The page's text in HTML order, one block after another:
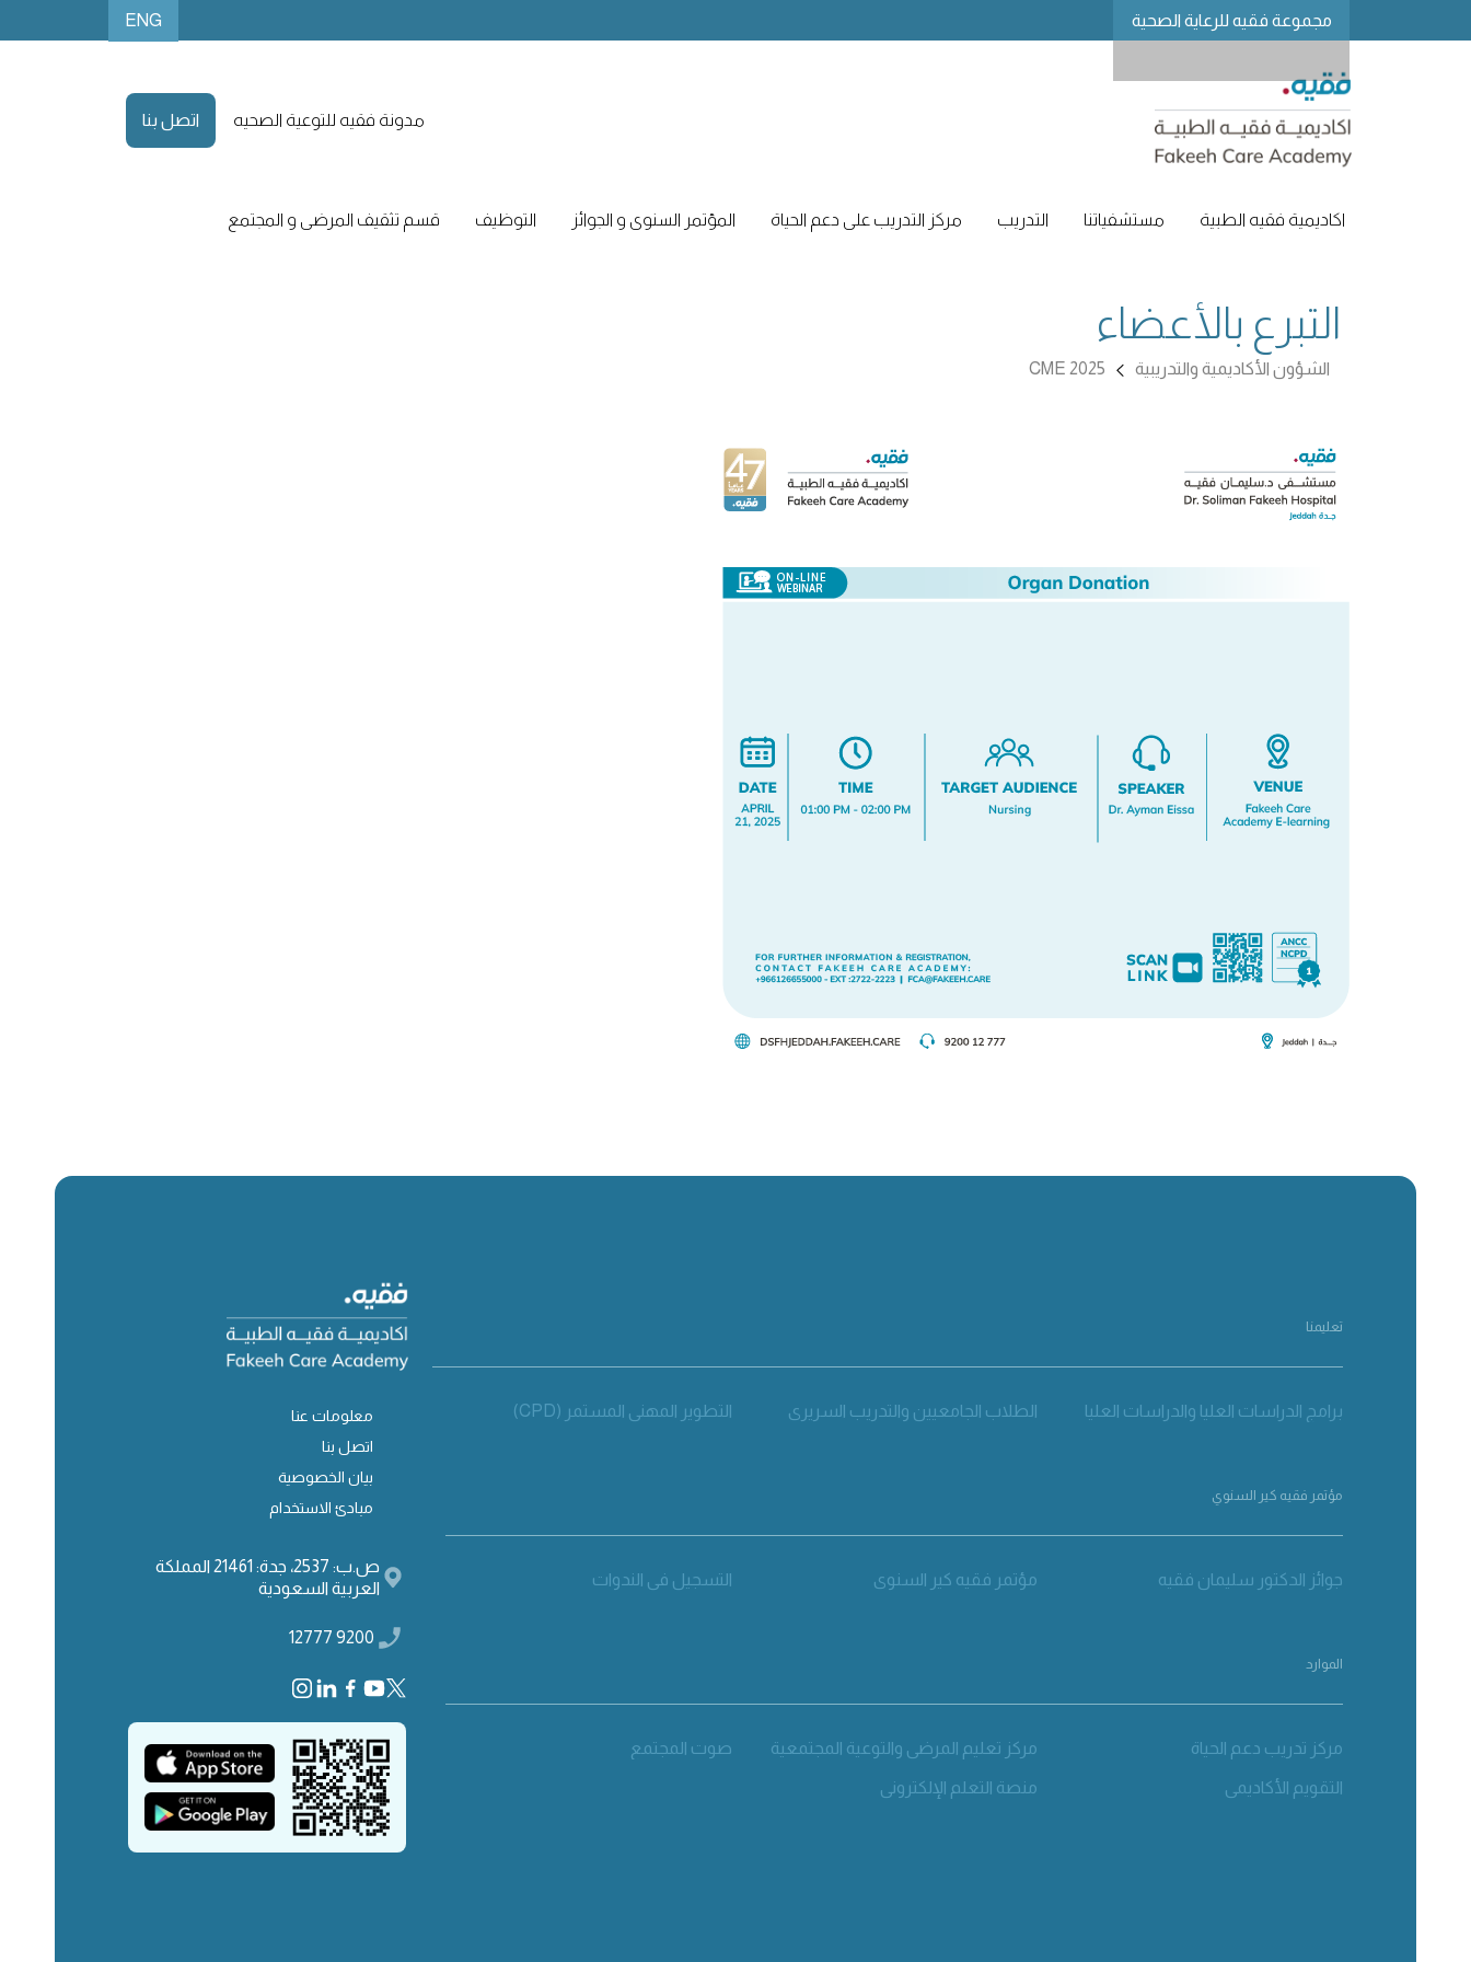
مجموعة فقيه للرعاية الصحية ENG
مدونة فقيه للتوعية الصحيه اتصل بنا
اكاديمية فقيه الطبية مستشفياتنا التدريب مركز التدريب على دعم الحياة المؤتمر السنوى و الجوائز التوظيف قسم تثقيف المرضى و المجتمع
التبرع بالأعضاء
الشؤون الأكاديمية والتدريبية CME 2025
تعليمنا
برامج الدراسات العليا والدراسات العليا الطلاب الجامعيين والتدريب السريري التطوير المهني المستمر (CPD)
مؤتمر فقيه كير السنوي
جوائز الدكتور سليمان فقيه مؤتمر فقيه كير السنوي التسجيل في الندوات
الموارد
مركز تدريب دعم الحياة مركز تعليم المرضى والتوعية المجتمعية صوت المجتمع
التقويم الأكاديمي منصة التعلم الإلكتروني
معلومات عنا
اتصل بنا
بيان الخصوصية
مبادئ الاستخدام
ص.ب: 2537، جدة: 21461 المملكة
العربية السعودية
9200 12777